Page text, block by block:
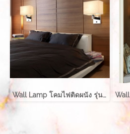
Wall Lamp โคมไฟติดผนัง รุ่น MERA EVE-00631